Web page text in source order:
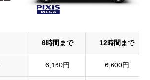
6時間まで 12時間まで
6,160円 6,600円